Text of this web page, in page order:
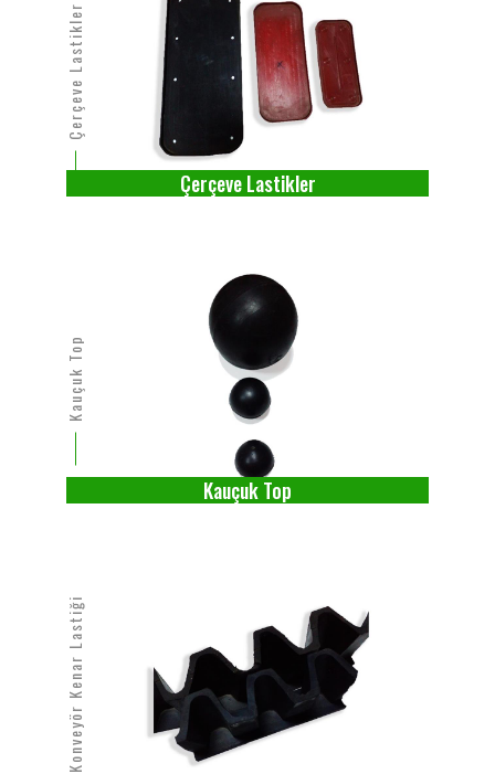
Çerçeve Lastikler
Çerçeve Lastikler
Kauçuk Top
Kauçuk Top
Konveyör Kenar Lastiği